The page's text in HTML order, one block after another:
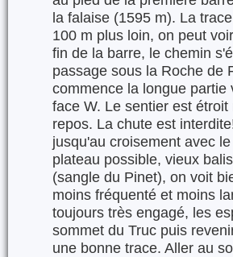
la falaise (1595 m). La
100 m plus loin, on peut
fin de la barre, le chemin
passage sous la Roche de
commence la longue
face W. Le sentier est
repos. La chute est
jusqu'au croisement avec
plateau possible, vieux
(sangle du Pinet), on voit
moins fréquenté et moins
toujours très engagé, les
sommet du Truc puis
une bonne trace. Aller au